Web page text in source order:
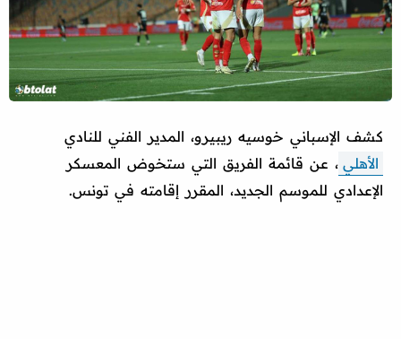
كشف الإسباني خوسيه ريبيرو، المدير الفني للنادي
الأهلي ، عن قائمة الفريق التي ستخوض المعسكر
الإعدادي للموسم الجديد، المقرر إقامته في تونس.